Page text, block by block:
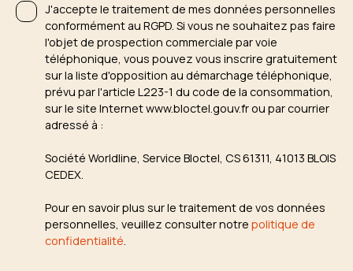
J'accepte le traitement de mes données personnelles
conformément au RGPD. Si vous ne souhaitez pas faire
l'objet de prospection commerciale par voie
téléphonique, vous pouvez vous inscrire gratuitement
sur la liste d'opposition au démarchage téléphonique,
prévu par l'article L223-1 du code de la consommation,
sur le site Internet www.bloctel.gouv.fr ou par courrier
adressé à :
Société Worldline, Service Bloctel, CS 61311, 41013 BLOIS
CEDEX.
Pour en savoir plus sur le traitement de vos données
personnelles, veuillez consulter notre politique de
confidentialité.